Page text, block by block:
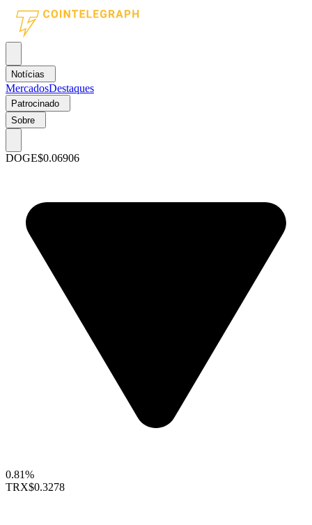
Notícias
MercadosDestaques
Patrocinado
Sobre
DOGE$0.06906
0.81%
TRX$0.3278